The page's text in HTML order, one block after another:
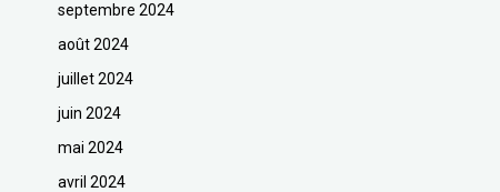
septembre 2024
août 2024
juillet 2024
juin 2024
mai 2024
avril 2024